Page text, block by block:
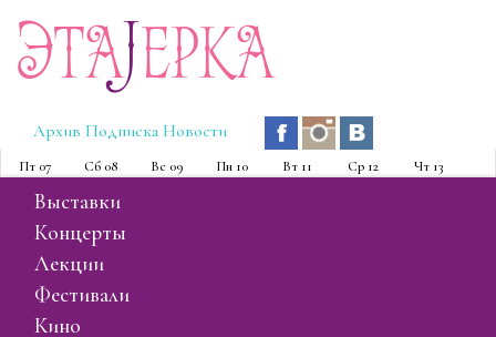
ЭтаJерка
Архив Подписка Новости
Пт 07 Сб 08 Вс 09 Пн 10 Вт 11 Ср 12 Чт 13
выставки
концерты
лекции
фестивали
кино